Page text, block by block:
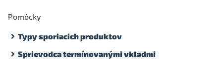
Pomôcky
Typy sporiacich produktov
Sprievodca termínovanými vkladmi